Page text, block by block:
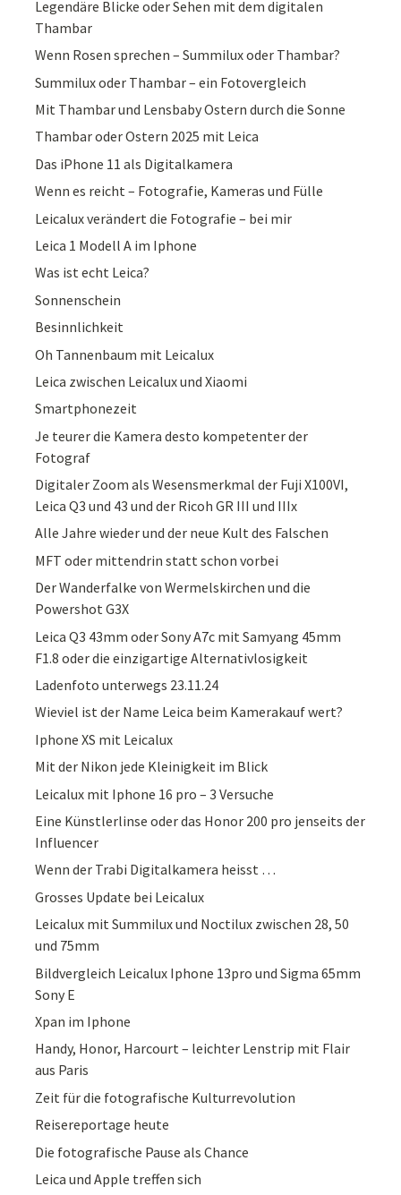
Legendäre Blicke oder Sehen mit dem digitalen
Thambar
Wenn Rosen sprechen – Summilux oder Thambar?
Summilux oder Thambar – ein Fotovergleich
Mit Thambar und Lensbaby Ostern durch die Sonne
Thambar oder Ostern 2025 mit Leica
Das iPhone 11 als Digitalkamera
Wenn es reicht – Fotografie, Kameras und Fülle
Leicalux verändert die Fotografie – bei mir
Leica 1 Modell A im Iphone
Was ist echt Leica?
Sonnenschein
Besinnlichkeit
Oh Tannenbaum mit Leicalux
Leica zwischen Leicalux und Xiaomi
Smartphonezeit
Je teurer die Kamera desto kompetenter der
Fotograf
Digitaler Zoom als Wesensmerkmal der Fuji X100VI,
Leica Q3 und 43 und der Ricoh GR III und IIIx
Alle Jahre wieder und der neue Kult des Falschen
MFT oder mittendrin statt schon vorbei
Der Wanderfalke von Wermelskirchen und die
Powershot G3X
Leica Q3 43mm oder Sony A7c mit Samyang 45mm
F1.8 oder die einzigartige Alternativlosigkeit
Ladenfoto unterwegs 23.11.24
Wieviel ist der Name Leica beim Kamerakauf wert?
Iphone XS mit Leicalux
Mit der Nikon jede Kleinigkeit im Blick
Leicalux mit Iphone 16 pro – 3 Versuche
Eine Künstlerlinse oder das Honor 200 pro jenseits der
Influencer
Wenn der Trabi Digitalkamera heisst …
Grosses Update bei Leicalux
Leicalux mit Summilux und Noctilux zwischen 28, 50
und 75mm
Bildvergleich Leicalux Iphone 13pro und Sigma 65mm
Sony E
Xpan im Iphone
Handy, Honor, Harcourt – leichter Lenstrip mit Flair
aus Paris
Zeit für die fotografische Kulturrevolution
Reisereportage heute
Die fotografische Pause als Chance
Leica und Apple treffen sich